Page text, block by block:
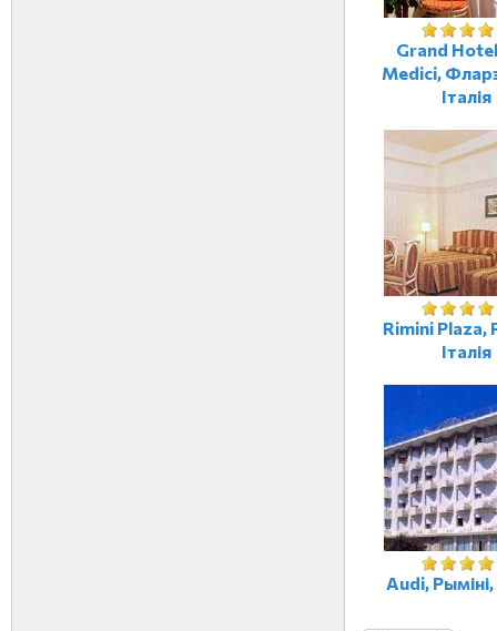
Grand
Medici,
Італія
Rimini Plaza,
Італія
Audi, Рыміні,